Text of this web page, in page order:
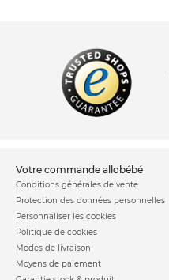
votre commande allobébé
Conditions générales de vente
Protection des données personnelles
Personnaliser les cookies
Politique de cookies
Modes de livraison
Moyens de paiement